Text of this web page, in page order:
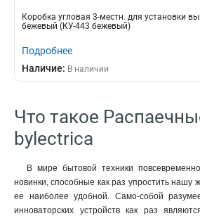
Коробка угловая 3-местн. для установки
бежевый (КУ-443 бежевый)
Подробнее
Наличие: В наличии
Что такое
bylectrica
В мире бытовой техники
новинки, способные как раз упростить нашу
ее наиболее удобной. Само-собой
инноваторских устройств как раз